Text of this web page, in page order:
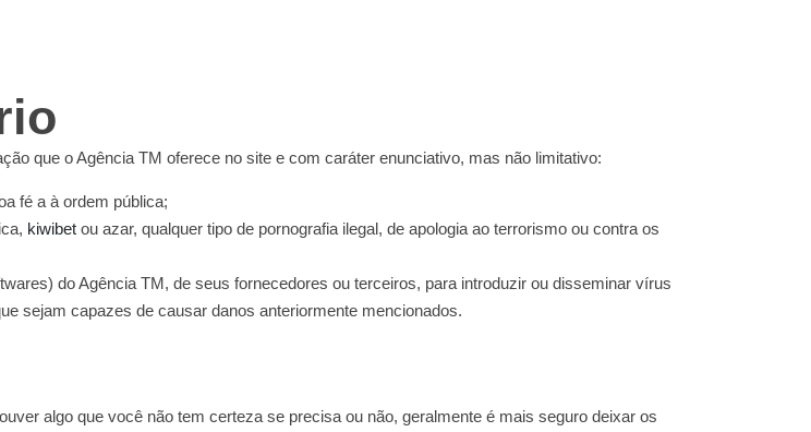
que o Agência TM oferece no site e com caráter enunciativo, mas não limitativo:
fé a à ordem pública;
kiwibet ou azar, qualquer tipo de pornografia ilegal, de apologia ao terrorismo ou contra os
do Agência TM, de seus fornecedores ou terceiros, para introduzir ou disseminar vírus
sejam capazes de causar danos anteriormente mencionados.
algo que você não tem certeza se precisa ou não, geralmente é mais seguro deixar os